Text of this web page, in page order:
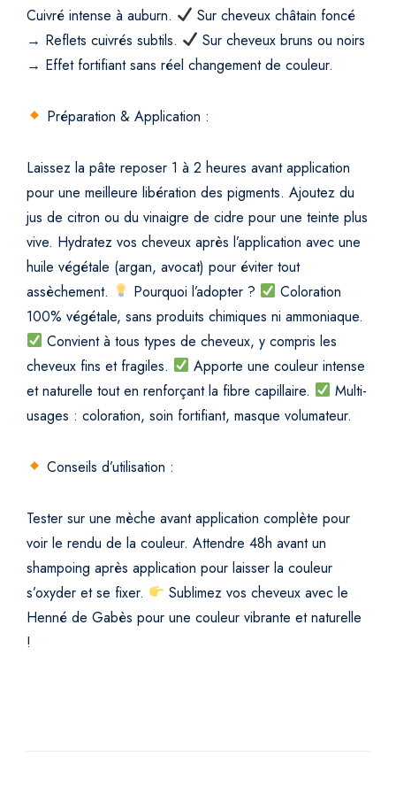
Cuivré intense à auburn.
Sur cheveux châtain foncé
→ Reflets cuivrés subtils.
Sur cheveux bruns ou noirs
→ Effet fortifiant sans réel changement de couleur.
Préparation & Application :
Laissez la pâte reposer 1 à 2 heures avant application
pour une meilleure libération des pigments. Ajoutez du
jus de citron ou du vinaigre de cidre pour une teinte plus
vive. Hydratez vos cheveux après l’application avec une
huile végétale (argan, avocat) pour éviter tout
assèchement.
Pourquoi l’adopter ?
Coloration
100% végétale, sans produits chimiques ni ammoniaque.
Convient à tous types de cheveux, y compris les
cheveux fins et fragiles.
Apporte une couleur intense
et naturelle tout en renforçant la fibre capillaire.
Multi-
usages : coloration, soin fortifiant, masque volumateur.
Conseils d’utilisation :
Tester sur une mèche avant application complète pour
voir le rendu de la couleur. Attendre 48h avant un
shampoing après application pour laisser la couleur
s’oxyder et se fixer.
Sublimez vos cheveux avec le
Henné de Gabès pour une couleur vibrante et naturelle
!